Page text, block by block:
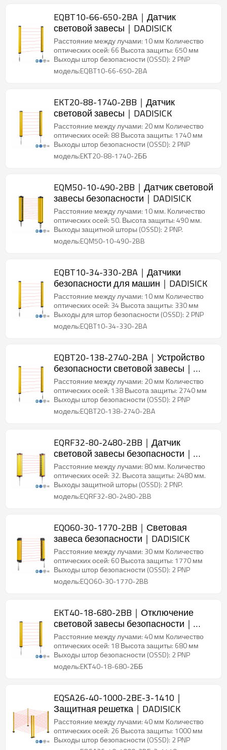
EQBT10-66-650-2BA｜Датчик
световой завесы｜DADISICK
Расстояние между лучами: 10 мм Количество
оптических осей: 66 Высота защиты: 650 мм
Выходы штор безопасности (OSSD): 2 PNP
модель:EQBT10-66-650-2BA
EKT20-88-1740-2BB｜Датчик
световой завесы｜DADISICK
Расстояние между лучами: 20 мм Количество
оптических осей: 88 Высота защиты: 1740 мм
Выходы штор безопасности (OSSD): 2 PNP
модель:EКТ20-88-1740-2ББ
EQM50-10-490-2BB｜Датчик световой
завесы безопасности｜DADISICK
Расстояние между лучами: 10 мм. Количество
оптических осей: 50. Высота защиты: 490 мм.
Выходы защитной шторы (OSSD): 2 PNP.
модель:EQM50-10-490-2BB
EQBT10-34-330-2BA｜Датчики
безопасности для машин｜DADISICK
Расстояние между лучами: 10 мм Количество
оптических осей: 34 Высота защиты: 330 мм
Выходы для штор безопасности (OSSD): 2 PNP
модель:EQBT10-34-330-2BA
EQBT20-138-2740-2BA｜Устройство
безопасности световой завесы｜
DADISICK
Расстояние между лучами: 20 мм Количество
оптических осей: 138 Высота защиты: 2740 мм
Выходы штор безопасности (OSSD): 2 PNP
модель:EQBT20-138-2740-2BA
EQRF32-80-2480-2BB｜Датчик
световой завесы безопасности｜
DADISICK
Расстояние между лучами: 80 мм. Количество
оптических осей: 32. Высота защиты: 2480 мм.
Выходы защитной шторы (OSSD): 2 PNP.
модель:EQRF32-80-2480-2BB
EQO60-30-1770-2BB｜Световая
завеса безопасности｜DADISICK
Расстояние между лучами: 30 мм Количество
оптических осей: 60 Высота защиты: 1770 мм
Выходы штор безопасности (OSSD): 2 PNP
модель:EQO60-30-1770-2BB
EKT40-18-680-2BB｜Отключение
световой завесы безопасности｜
DADISICK
Расстояние между лучами: 40 мм Количество
оптических осей: 18 Высота защиты: 680 мм
Выходы штор безопасности (OSSD): 2 PNP
модель:EКТ40-18-680-2ББ
EQSA26-40-1000-2BE-3-1410｜
Защитная решетка｜DADISICK
Расстояние между лучами: 40 мм Количество
оптических осей: 26 Высота защиты: 1000 мм
Выходы штор безопасности (OSSD): 2 PNP